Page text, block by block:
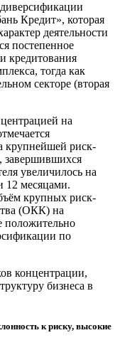
Кредит», которая
деятельности
постепенное
кредитования
тогда как
секторе (вторая
на
крупнейшей риск-
завершившихся
увеличилось на
12 месяцами.
крупных риск-
(ОКК) на
положительно
по
концентрации,
бизнеса в
к риску, высокие